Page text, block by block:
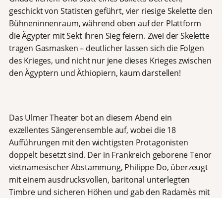
geschickt von Statisten geführt, vier riesige Skelette den
Bühneninnenraum, während oben auf der Plattform
die Ägypter mit Sekt ihren Sieg feiern. Zwei der Skelette
tragen Gasmasken – deutlicher lassen sich die Folgen
des Krieges, und nicht nur jene dieses Krieges zwischen
den Ägyptern und Äthiopiern, kaum darstellen!
Das Ulmer Theater bot an diesem Abend ein
exzellentes Sängerensemble auf, wobei die 18
Aufführungen mit den wichtigsten Protagonisten
doppelt besetzt sind. Der in Frankreich geborene Tenor
vietnamesischer Abstammung, Philippe Do, überzeugt
mit einem ausdrucksvollen, baritonal unterlegten
Timbre und sicheren Höhen und gab den Radamès mit